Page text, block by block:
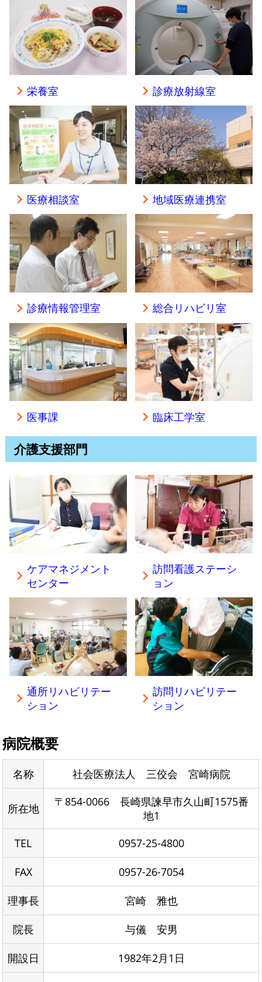
栄養室 診療放射線室
医療相談室 地域医療連携室
診療情報管理室 総合リハビリ室
医事課 臨床工学室
介護支援部門
ケアマネジメント
センター
訪問看護ステーシ
ョン
通所リハビリテー
ション
訪問リハビリテー
ション
病院概要
名称 社会医療法人 三佼会 宮崎病院
所在地
〒854-0066 長崎県諫早市久山町1575番
地1
TEL
0957-25-4800
FAX 0957-26-7054
理事長 宮崎 雅也
院長 与儀 安男
開設日 1982年2月1日